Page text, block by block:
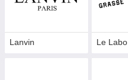
Lanvin Le Labo